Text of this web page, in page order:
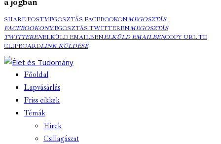
SHARE POSTMEGOSZTÁS FACEBOOKONMEGOSZTÁS
FACEBOOKONMEGOSZTÁS TWITTERENMEGOSZTÁS
TWITTERENELKÜLD EMAILBENELKÜLD EMAILBENCOPY URL TO
CLIPBOARDLINK KÜLDÉSE
Főoldal
Lapvásárlás
Friss cikkek
Témák
Hírek
Csillagászat